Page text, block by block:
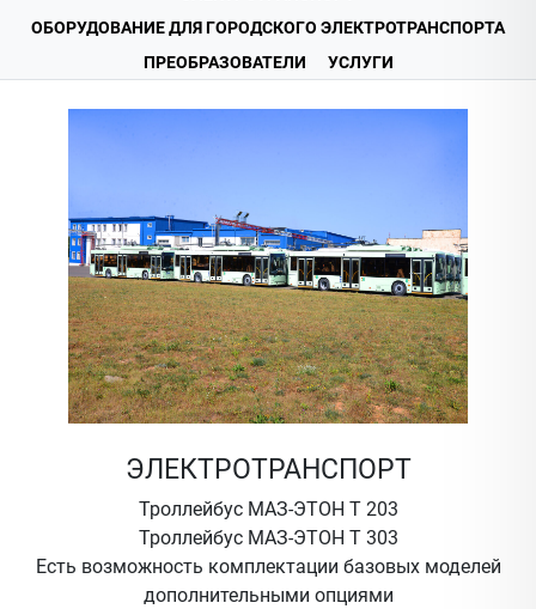
ОБОРУДОВАНИЕ ДЛЯ ГОРОДСКОГО ЭЛЕКТРОТРАНСПОРТА
ПРЕОБРАЗОВАТЕЛИ
УСЛУГИ
ЭЛЕКТРОТРАНСПОРТ
Троллейбус МАЗ-ЭТОН Т 203
Троллейбус МАЗ-ЭТОН Т 303
Есть возможность комплектации базовых моделей
дополнительными опциями